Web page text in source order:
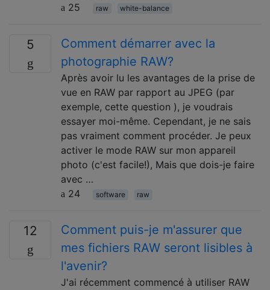
25
raw white-balance
5
Comment démarrer avec la
photographie RAW?
Après avoir lu les avantages de la prise de
vue en RAW par rapport au JPEG (par
exemple, cette question ), je voudrais
essayer moi-même. Cependant, je ne sais
pas vraiment comment procéder. Je peux
activer le mode RAW sur mon appareil
photo (c'est facile!), Mais que dois-je faire
avec …
24
software raw
12
Comment puis-je m'assurer que
mes fichiers RAW seront lisibles à
l'avenir?
J'ai récemment commencé à utiliser RAW